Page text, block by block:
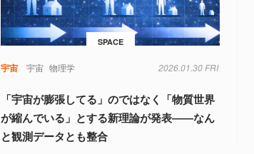
SPACE
宇宙 宇宙 物理学 2026.01.30 FRI
「宇宙が膨張してる」のではなく「物質世界
が縮んでいる」とする新理論が発表――なん
と観測データとも整合